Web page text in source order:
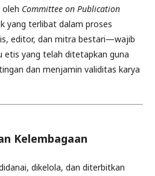
Committee on Publication
yang terlibat dalam proses
editor, dan mitra bestari—wajib
etis yang telah ditetapkan guna
dan menjamin validitas karya
Kelembagaan
dikelola, dan diterbitkan